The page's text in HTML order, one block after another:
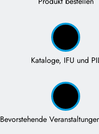
Kataloge, IFU und
Bevorstehende